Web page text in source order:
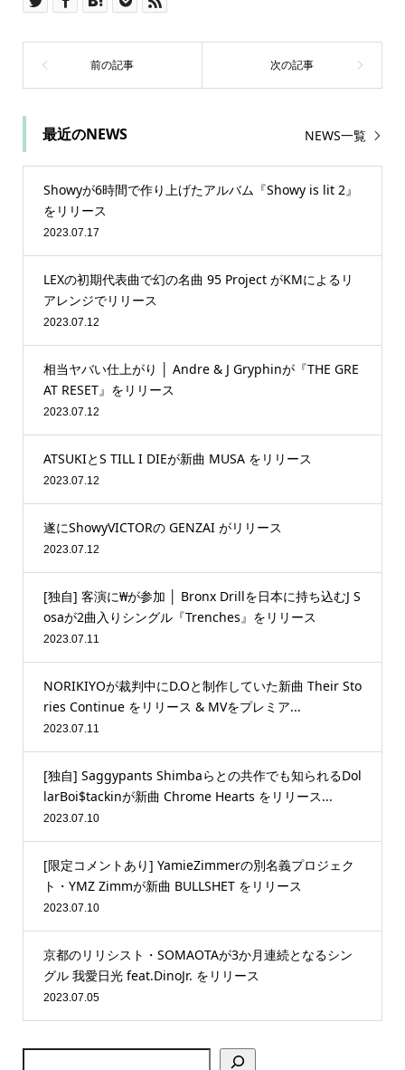
最近のNEWS NEWS一覧
Showyが6時間で作り上げたアルバム『Showy is lit 2』
をリリース
2023.07.17
LEXの初期代表曲で幻の名曲 95 Project がKMによるリ
アレンジでリリース
2023.07.12
相当ヤバい仕上がり │ Andre & J Gryphinが『THE GRE
AT RESET』をリリース
2023.07.12
ATSUKIとS TILL I DIEが新曲 MUSA をリリース
2023.07.12
遂にShowyVICTORの GENZAI がリリース
2023.07.12
[独自] 客演に₩が参加 │ Bronx Drillを日本に持ち込むJ S
osaが2曲入りシングル『Trenches』をリリース
2023.07.11
NORIKIYOが裁判中にD.Oと制作していた新曲 Their Sto
ries Continue をリリース & MVをプレミア...
2023.07.11
[独自] Saggypants Shimbaらとの共作でも知られるDol
larBoi$tackinが新曲 Chrome Hearts をリリース...
2023.07.10
[限定コメントあり] YamieZimmerの別名義プロジェク
ト・YMZ Zimmが新曲 BULLSHET をリリース
2023.07.10
京都のリリシスト・SOMAOTAが3か月連続となるシン
グル 我愛日光 feat.DinoJr. をリリース
2023.07.05